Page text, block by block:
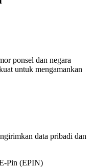
ponsel dan negara
untuk mengamankan
data pribadi dan